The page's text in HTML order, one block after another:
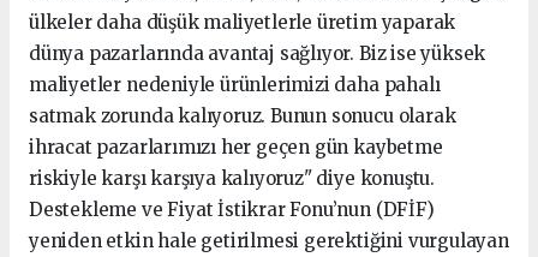
ülkeler daha düşük maliyetlerle üretim yaparak
dünya pazarlarında avantaj sağlıyor. Biz ise yüksek
maliyetler nedeniyle ürünlerimizi daha pahalı
satmak zorunda kalıyoruz. Bunun sonucu olarak
ihracat pazarlarımızı her geçen gün kaybetme
riskiyle karşı karşıya kalıyoruz" diye konuştu.
Destekleme ve Fiyat İstikrar Fonu’nun (DFİF)
yeniden etkin hale getirilmesi gerektiğini vurgulayan